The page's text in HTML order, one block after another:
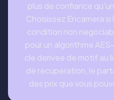
plus de confiance
Choisissez Encamera
condition non
pour un algorithme
cle derivee de motif au
de recuperation, le
des prix que vous